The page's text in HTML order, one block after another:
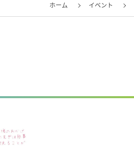
ホーム イベント